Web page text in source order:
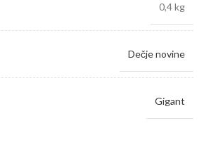
0,4 kg
Dečje novine
Gigant